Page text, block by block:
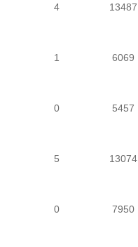
4 13487
1 6069
0 5457
5 13074
0 7950